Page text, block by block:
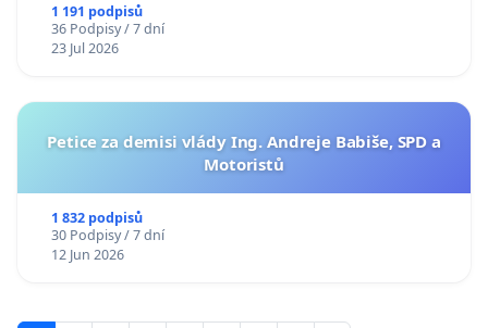
1 191 podpisů
36 Podpisy / 7 dní
23 Jul 2026
Petice za demisi vlády Ing. Andreje Babiše, SPD a
Motoristů
1 832 podpisů
30 Podpisy / 7 dní
12 Jun 2026